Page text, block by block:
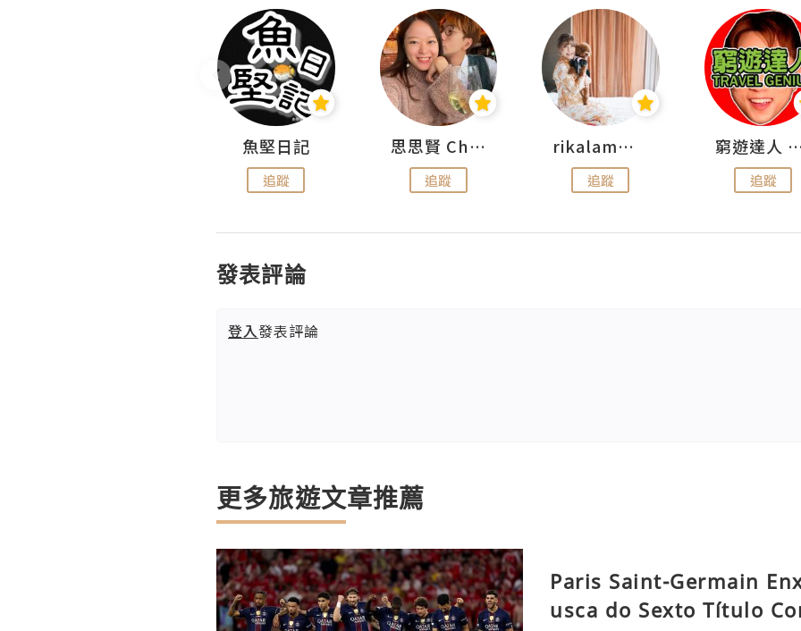
魚堅日記
追蹤
思思賢 ChillMyBabe
追蹤
rikalammm
追蹤
窮遊達人 Mr.TravelGenius
追蹤
發表評論
登入發表評論
更多旅遊文章推薦
Paris Saint-Germain
usca do Sexto Título